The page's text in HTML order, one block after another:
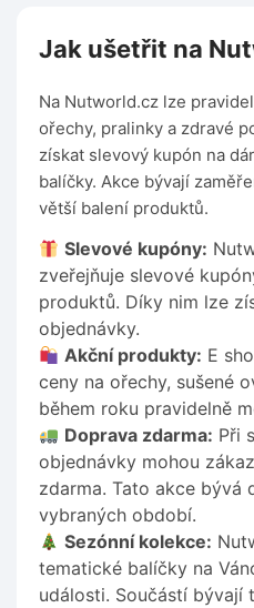
Jak ušetřit na
Na Nutworld.cz lze
ořechy, pralinky a zdravé
získat slevový kupón na
balíčky. Akce bývají
větší balení produktů.
Slevové kupóny:
zveřejňuje slevové
produktů. Díky nim lze
objednávky.
Akční produkty: E
ceny na ořechy, sušené
během roku pravidelně
Doprava zdarma: Při
objednávky mohou
zdarma. Tato akce bývá
vybraných období.
Sezónní kolekce:
tematické balíčky na
události. Součástí bývají